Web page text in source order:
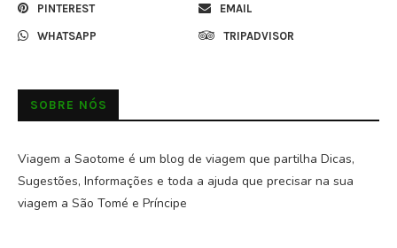
PINTEREST EMAIL
WHATSAPP TRIPADVISOR
SOBRE NÓS
Viagem a Saotome é um blog de viagem que partilha Dicas,
Sugestões, Informações e toda a ajuda que precisar na sua
viagem a São Tomé e Príncipe